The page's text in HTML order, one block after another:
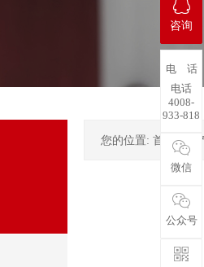
您的位置: 首页->
咨询
电 话
电话
4008-
933-818
微信
公众号